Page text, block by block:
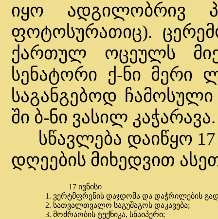
იყო ადგილობრივ
ფოტოსურათიც).
ქართულ ოცეულს
სენატორი ქ-ნი მერი
საგანგებოდ
ში ბ-ნი ვასილ კაჭარავა.
სწავლება დაიწყო 17
დღეების მიხედვით
17 ივნისი
1. ვერტმფრენის დაჯდომა და დაჭრილების
2. სათვალთვალო საგუშაგოს დაკავება;
3. მოძრაობის ტექნიკა, სნაიპერი;